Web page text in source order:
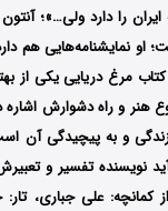
را دارد ولی…»؛
او نمایشنامه‌هایی هم
کتاب مرغ دریایی یکی
هنر و راه دشوارش اشاره
و به پیچیدگی آن
نویسنده تفسیر و
از کمانچه: علی جباری،